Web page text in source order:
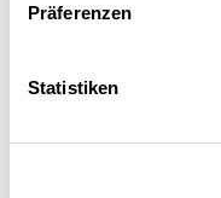
Präferenzen
Statistiken
Ressort
für Wirtschaft